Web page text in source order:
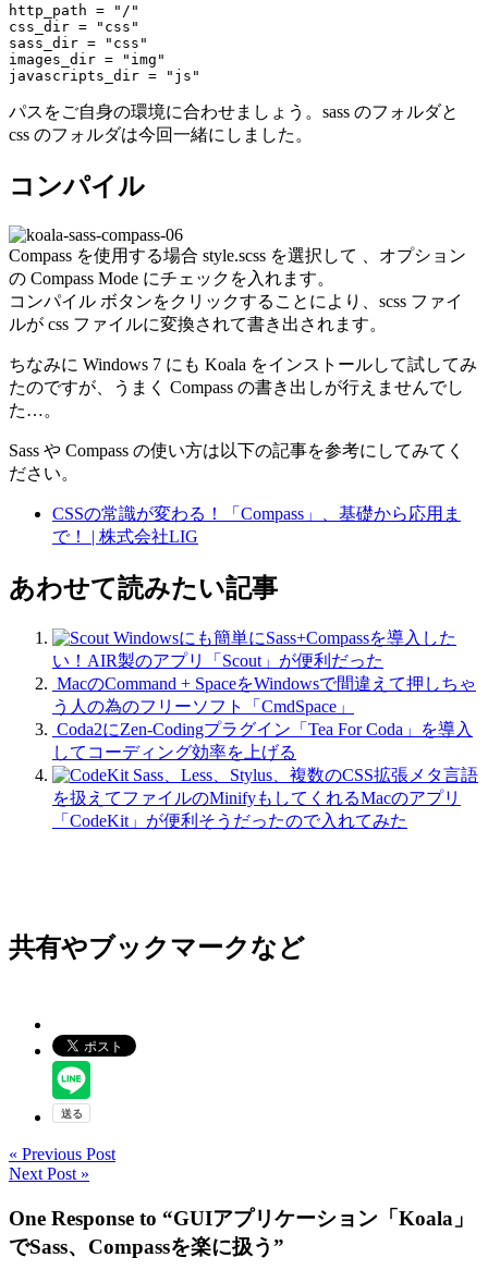
http_path = "/"
css_dir = "css"
sass_dir = "css"
images_dir = "img"
javascripts_dir = "js"
パスをご自身の環境に合わせましょう。sass のフォルダと
css のフォルダは今回一緒にしました。
コンパイル
Compass を使用する場合 style.scss を選択して 、オプション
の Compass Mode にチェックを入れます。
コンパイル ボタンをクリックすることにより、scss ファイ
ルが css ファイルに変換されて書き出されます。
ちなみに Windows 7 にも Koala をインストールして試してみ
たのですが、うまく Compass の書き出しが行えませんでし
た…。
Sass や Compass の使い方は以下の記事を参考にしてみてく
ださい。
CSSの常識が変わる！「Compass」、基礎から応用ま
で！ | 株式会社LIG
あわせて読みたい記事
Windowsにも簡単にSass+Compassを導入した
い！AIR製のアプリ「Scout」が便利だった
MacのCommand + SpaceをWindowsで間違えて押しちゃ
う人の為のフリーソフト「CmdSpace」
Coda2にZen-Codingプラグイン「Tea For Coda」を導入
してコーディング効率を上げる
Sass、Less、Stylus、複数のCSS拡張メタ言語
を扱えてファイルのMinifyもしてくれるMacのアプリ
「CodeKit」が便利そうだったので入れてみた
共有やブックマークなど
« Previous Post
Next Post »
One Response to “GUIアプリケーション「Koala」
でSass、Compassを楽に扱う”